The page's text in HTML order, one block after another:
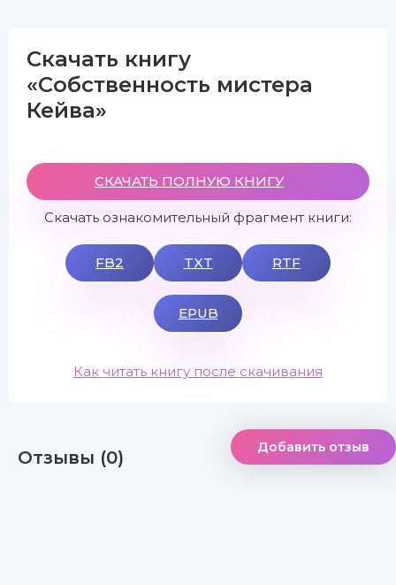
Скачать книгу
«Собственность мистера
Кейва»
СКАЧАТЬ ПОЛНУЮ КНИГУ
Скачать ознакомительный фрагмент книги:
FB2 TXT RTF
EPUB
Как читать книгу после скачивания
Отзывы (0) Добавить отзыв